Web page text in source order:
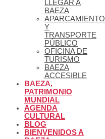
LLEGAR A
BAEZA
APARCAMIENTO
Y
TRANSPORTE
PÚBLICO
OFICINA DE
TURISMO
BAEZA
ACCESIBLE
BAEZA,
PATRIMONIO
MUNDIAL
AGENDA
CULTURAL
BLOG
BIENVENIDOS A